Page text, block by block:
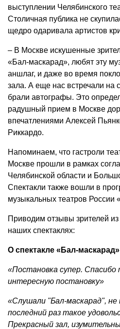
выступлении Челябинского
Столичная публика не
щедро одаривала артистов
– В Москве искушенные
«Бал-маскарад», любят эту
аншлаг, и даже во время
зала. А еще нас встречали на
брали автографы. Это
радушный прием в Москве
впечатлениями Алексей
Риккардо.
Напоминаем, что гастроли
Москве прошли в рамках
Челябинской области и
Спектакли также вошли в
музыкальных театров России
Приводим отзывы зрителей
наших спектаклях:
О спектакле «Бал-маскарад»
«Постановка супер.
интересную постановку»
«Слушали "Бал-маскарад",
последний раз такое
Прекрасный зал,